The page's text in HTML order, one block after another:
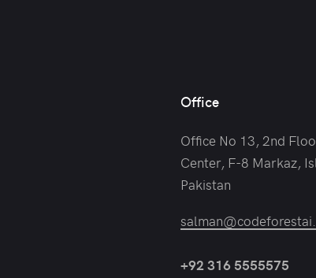
Office
Office No 13, 2nd
Center, F-8 Markaz,
Pakistan
+92 316 5555575